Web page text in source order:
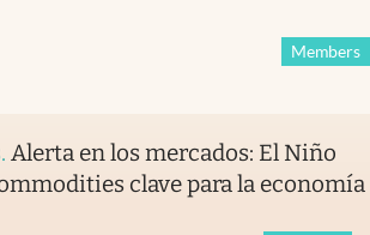
Members
. Alerta en los mercados: El Niño
clave para la economía